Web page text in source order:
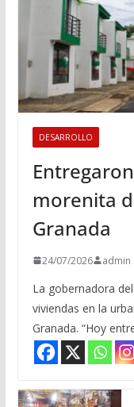
DESARROLLO
morenita
Granada
24/07/2026 admin
La gobernadora
viviendas en la
Granada. “Hoy